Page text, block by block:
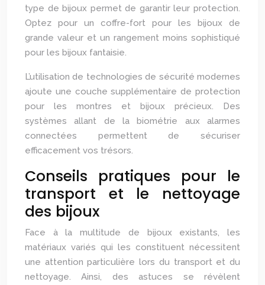
type de bijoux permet de garantir leur protection.
Optez pour un coffre-fort pour les bijoux de
grande valeur et un rangement moins sophistiqué
pour les bijoux fantaisie.
L’utilisation de technologies de sécurité modernes
ajoute une couche supplémentaire de protection
pour les montres et bijoux précieux. Des
systèmes allant de la biométrie aux alarmes
connectées permettent de sécuriser
efficacement vos trésors.
Conseils pratiques pour le
transport et le nettoyage
des bijoux
Face à la multitude de bijoux existants, les
matériaux variés qui les constituent nécessitent
une attention particulière lors du transport et du
nettoyage. Ainsi, des astuces se révèlent